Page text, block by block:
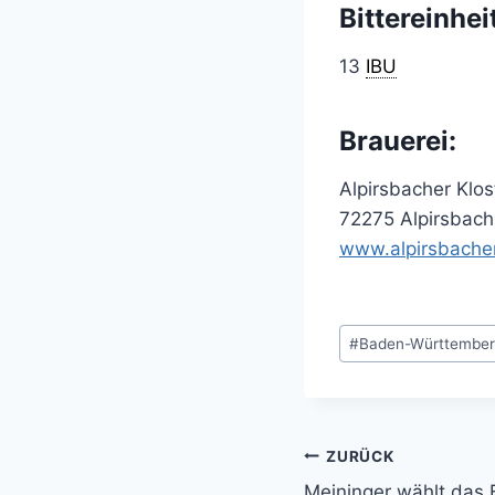
13 IBU
Brauerei:
Alpirsbacher
72275 Alpirsbach
Schlagworte:
#Baden-
ZURÜCK